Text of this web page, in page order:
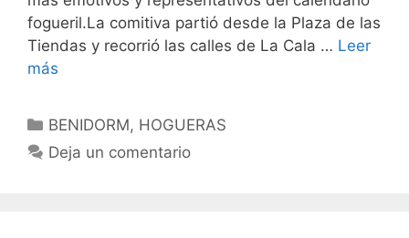
fogueril.La comitiva partió desde la Plaza de las
Tiendas y recorrió las calles de La Cala … Leer
más
Categorías
BENIDORM, HOGUERAS
Deja un comentario